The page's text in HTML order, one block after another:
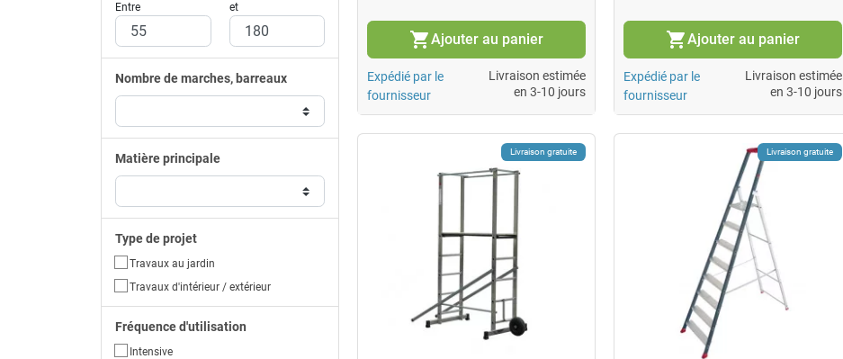
Entre et
Nombre de marches, barreaux
Matière principale
Type de projet
Travaux au jardin
Travaux d'intérieur / extérieur
Fréquence d'utilisation
Intensive
shopping_cartAjouter au panier
Expédié par le
fournisseur
Livraison estimée
en 3-10 jours
shopping_cartAjouter au panier
Expédié par le
fournisseur
Livraison estimée
en 3-10 jours
Livraison gratuite Livraison gratuite